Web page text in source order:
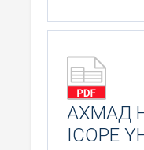
лавшруулан
АХМАД
ICOPE